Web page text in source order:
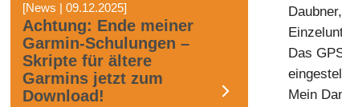
Das
Mein
[News | 09.12.2025]
Achtung: Ende meiner
Garmin-Schulungen –
Skripte für ältere
Garmins jetzt zum
Download!